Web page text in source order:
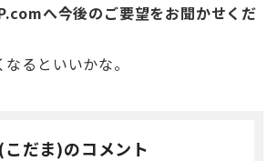
へ今後のご要望をお聞かせくだ
るといいかな。
だま)のコメント